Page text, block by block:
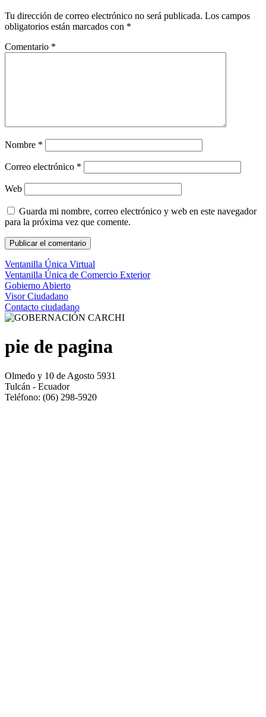
Tu dirección de correo electrónico no será publicada. Los campos
obligatorios están marcados con *
Comentario *
Nombre *
Correo electrónico *
Web
Guarda mi nombre, correo electrónico y web en este navegador
para la próxima vez que comente.
Ventanilla Única Virtual
Ventanilla Única de Comercio Exterior
Gobierno Abierto
Visor Ciudadano
Contacto ciudadano
pie de pagina
Olmedo y 10 de Agosto 5931
Tulcán - Ecuador
Teléfono: (06) 298-5920